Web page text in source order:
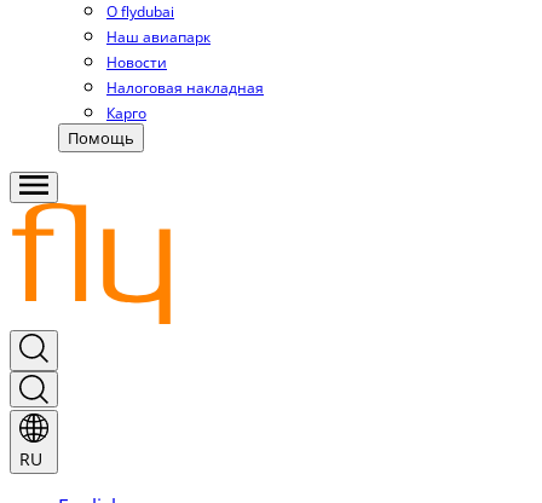
О flydubai
Наш авиапарк
Новости
Налоговая накладная
Карго
Помощь
RU